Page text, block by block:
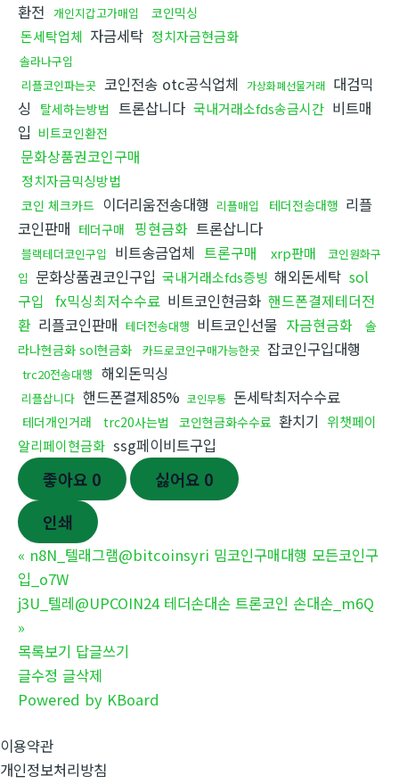
환전 개인지갑고가매입 코인믹싱
돈세탁업체 자금세탁 정치자금현금화
솔라나구입
리플코인파는곳 코인전송 otc공식업체 가상화폐선물거래 대검믹
싱
탈세하는방법 트론삽니다 국내거래소fds송금시간 비트매
입 비트코인환전
문화상품권코인구매
정치자금믹싱방법
코인 체크카드 이더리움전송대행 리플매입 테더전송대행 리플
코인판매 테더구매 핑현금화 트론삽니다
블랙테더코인구입 비트송금업체 트론구매 xrp판매
코인원화구
입 문화상품권코인구입 국내거래소fds증빙 해외돈세탁 sol
구입 fx믹싱최저수수료 비트코인현금화 핸드폰결제테더전
환 리플코인판매 테더전송대행 비트코인선물 자금현금화
솔
라나현금화 sol현금화
카드로코인구매가능한곳 잡코인구입대행
trc20전송대행 해외돈믹싱
리플삽니다 핸드폰결제85% 코인무통 돈세탁최저수수료
테더개인거래 trc20사는법 코인현금화수수료 환치기 위챗페이
알리페이현금화 ssg페이비트구입
좋아요 0 싫어요 0
인쇄
« n8N_텔래그램@bitcoinsyri 밈코인구매대행 모든코인구
입_o7W
j3U_텔레@UPCOIN24 테더손대손 트론코인 손대손_m6Q
»
목록보기 답글쓰기
글수정 글삭제
Powered by KBoard
이용약관
개인정보처리방침